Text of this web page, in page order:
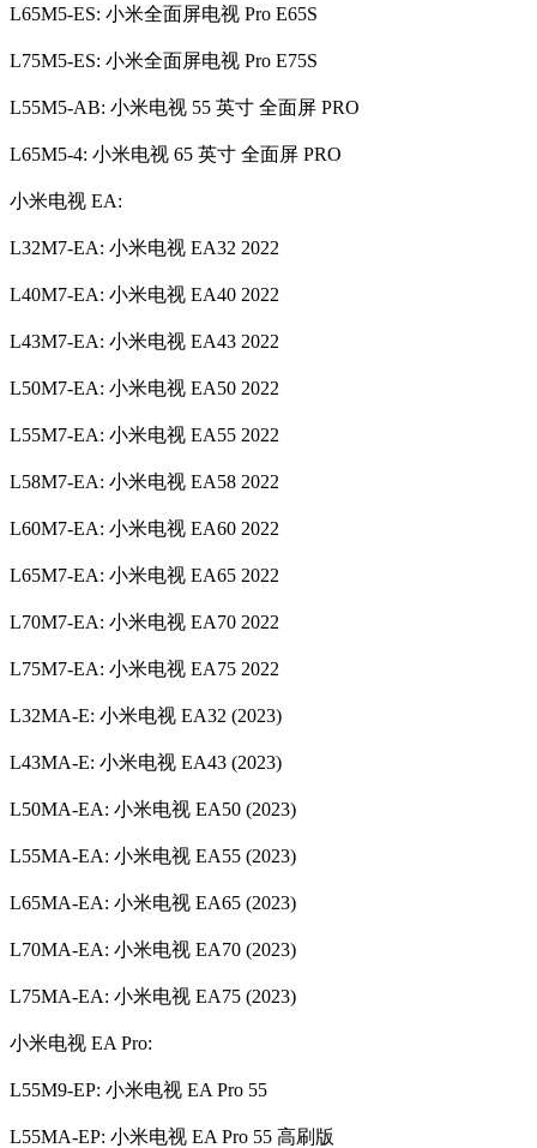
L65M5-ES: 小米全面屏电视 Pro E65S
L75M5-ES: 小米全面屏电视 Pro E75S
L55M5-AB: 小米电视 55 英寸 全面屏 PRO
L65M5-4: 小米电视 65 英寸 全面屏 PRO
小米电视 EA:
L32M7-EA: 小米电视 EA32 2022
L40M7-EA: 小米电视 EA40 2022
L43M7-EA: 小米电视 EA43 2022
L50M7-EA: 小米电视 EA50 2022
L55M7-EA: 小米电视 EA55 2022
L58M7-EA: 小米电视 EA58 2022
L60M7-EA: 小米电视 EA60 2022
L65M7-EA: 小米电视 EA65 2022
L70M7-EA: 小米电视 EA70 2022
L75M7-EA: 小米电视 EA75 2022
L32MA-E: 小米电视 EA32 (2023)
L43MA-E: 小米电视 EA43 (2023)
L50MA-EA: 小米电视 EA50 (2023)
L55MA-EA: 小米电视 EA55 (2023)
L65MA-EA: 小米电视 EA65 (2023)
L70MA-EA: 小米电视 EA70 (2023)
L75MA-EA: 小米电视 EA75 (2023)
小米电视 EA Pro:
L55M9-EP: 小米电视 EA Pro 55
L55MA-EP: 小米电视 EA Pro 55 高刷版